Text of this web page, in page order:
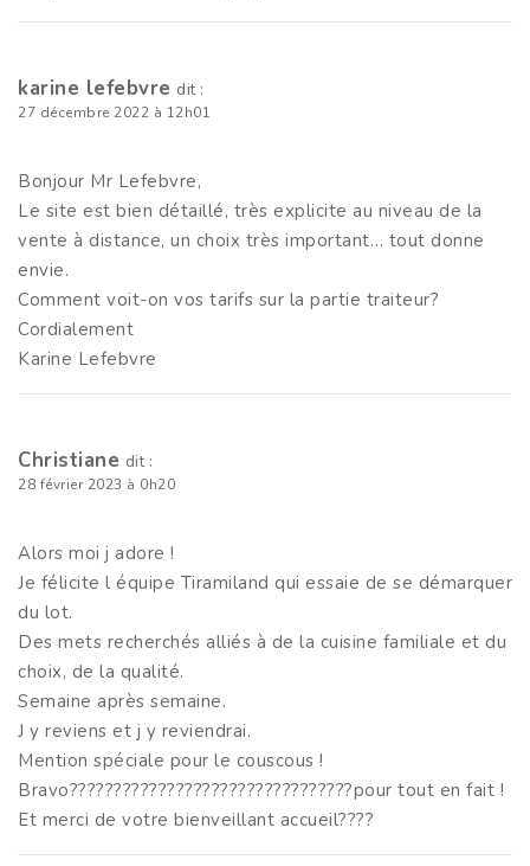
karine lefebvre dit :
27 décembre 2022 à 12h01
Bonjour Mr Lefebvre,
Le site est bien détaillé, très explicite au niveau de la
vente à distance, un choix très important… tout donne
envie.
Comment voit-on vos tarifs sur la partie traiteur?
Cordialement
Karine Lefebvre
Christiane dit :
28 février 2023 à 0h20
Alors moi j adore !
Je félicite l équipe Tiramiland qui essaie de se démarquer
du lot.
Des mets recherchés alliés à de la cuisine familiale et du
choix, de la qualité.
Semaine après semaine.
J y reviens et j y reviendrai.
Mention spéciale pour le couscous !
Bravo????????????????????????????????pour tout en fait !
Et merci de votre bienveillant accueil????